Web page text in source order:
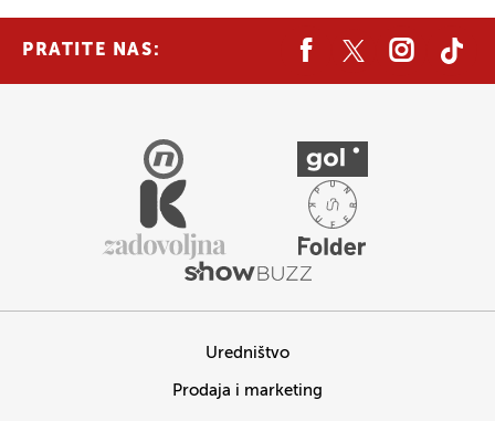
PRATITE NAS:
Uredništvo
Prodaja i marketing